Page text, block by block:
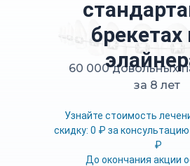
60 000 довольных
за 8 лет
Узнайте стоимость
скидку: 0 ₽ за
₽
До окончания акции
брекетах